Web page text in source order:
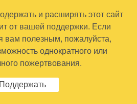
и расширять этот сайт
от вашей поддержки. Если
вам полезным, пожалуйста,
однократного или
пожертвования.
Поддержать